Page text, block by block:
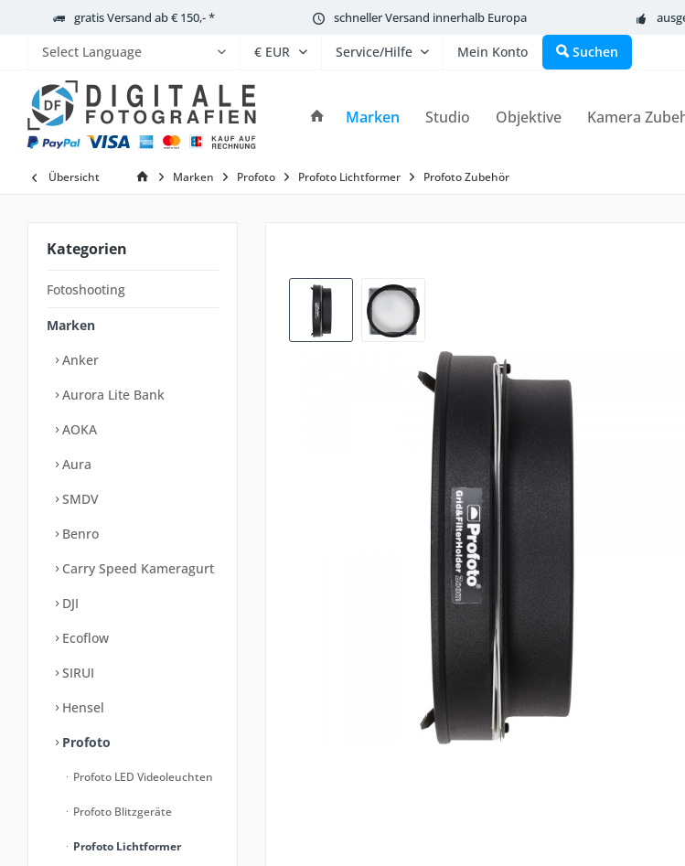
gratis Versand ab € 150,- * schneller Versand innerhalb Europa
Powered by
Service/Hilfe Mein Konto Suchen
Marken Studio Objektive Kamera
Übersicht Marken Profoto Profoto Lichtformer Profoto Zubehör
Kategorien
Fotoshooting
Marken
Anker
Aurora Lite Bank
AOKA
Aura
SMDV
Benro
Carry Speed Kameragurt
DJI
Ecoflow
SIRUI
Hensel
Profoto
Profoto LED Videoleuchten
Profoto Blitzgeräte
Profoto Lichtformer